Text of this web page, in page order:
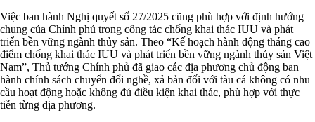
Việc ban hành Nghị quyết số 27/2025 cũng phù hợp với định hướng
chung của Chính phủ trong công tác chống khai thác IUU và phát
triển bền vững ngành thủy sản. Theo “Kế hoạch hành động tháng cao
điểm chống khai thác IUU và phát triển bền vững ngành thủy sản Việt
Nam”, Thủ tướng Chính phủ đã giao các địa phương chủ động ban
hành chính sách chuyển đổi nghề, xả bản đối với tàu cá không có nhu
cầu hoạt động hoặc không đủ điều kiện khai thác, phù hợp với thực
tiễn từng địa phương.